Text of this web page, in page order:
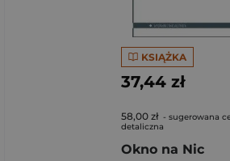
KSIĄŻKA
37,44 zł
58,00 zł - sugerowana
detaliczna
Okno na Nic